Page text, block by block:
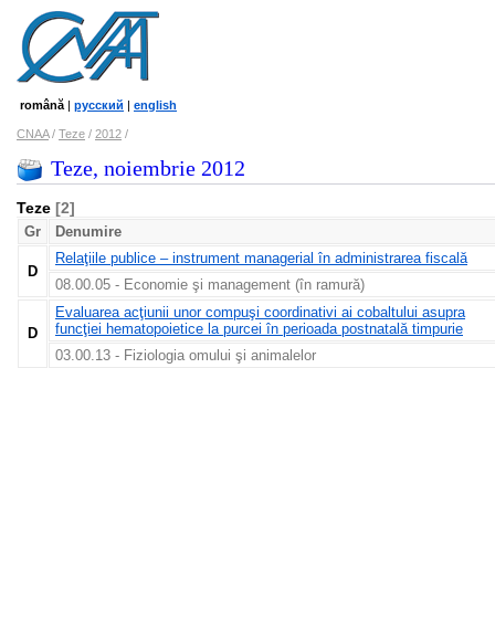
română | русский | english
CNAA/ Teze / 2012 /
Teze, noiembrie 2012
Teze [2]
Gr Denumire
D
Relaţiile publice – instrument managerial în administrarea fiscală
08.00.05 - Economie şi management (în ramură)
D
Evaluarea acţiunii unor compuşi coordinativi ai cobaltului asupra
funcţiei hematopoietice la purcei în perioada postnatală timpurie
03.00.13 - Fiziologia omului şi animalelor